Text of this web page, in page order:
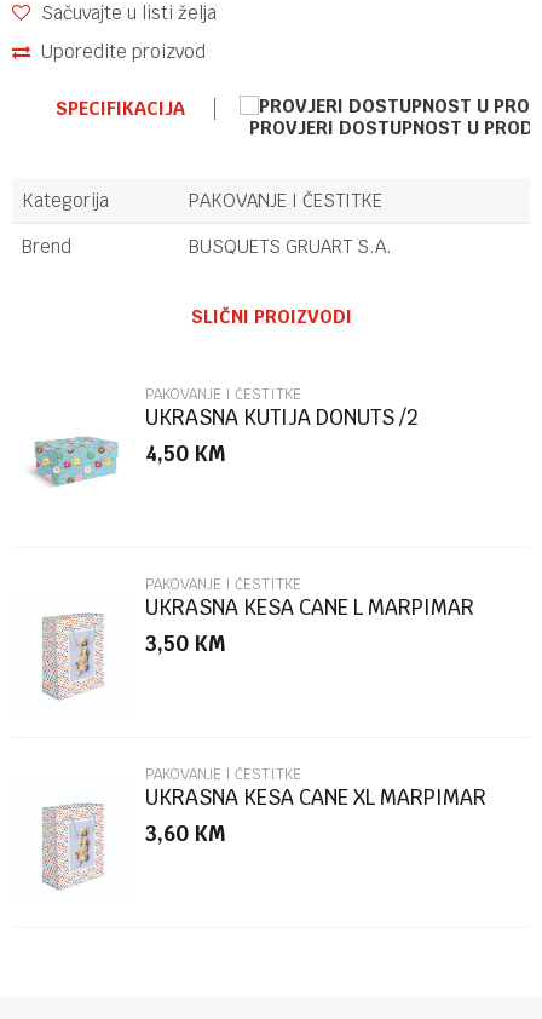
Sačuvajte u listi želja
Uporedite proizvod
SPECIFIKACIJA
PROVJERI DOSTUPNOST U
Kategorija
PAKOVANJE I ČESTITKE
Brend
BUSQUETS GRUART S.A.
Poruka
POŠALJI
SLIČNI PROIZVODI
PAKOVANJE I ČESTITKE
UKRASNA KUTIJA DONUTS /2
MARPIMAR
4,50 KM
PAKOVANJE I ČESTITKE
UKRASNA KESA CANE L MARPIMAR
3,50 KM
PAKOVANJE I ČESTITKE
UKRASNA KESA CANE XL MARPIMAR
3,60 KM